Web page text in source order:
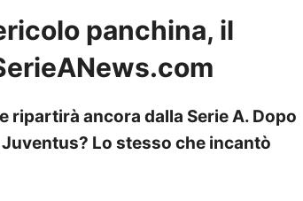
panchina, il
ripartirà ancora dalla Serie A. Dopo
Lo stesso che incantò